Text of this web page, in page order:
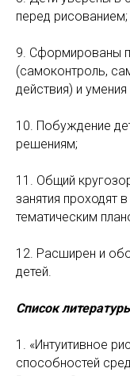
перед рисованием;
9. Сформированы
(самоконтроль,
действия) и
10. Побуждение
решениям;
11. Общий
занятия проходят
тематическим
12. Расширен и
детей.
Список
1. «Интуитивное
способностей